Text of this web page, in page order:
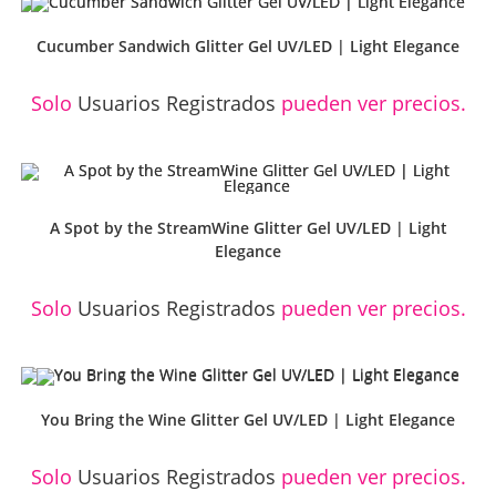
Cucumber Sandwich Glitter Gel UV/LED | Light Elegance
Solo Usuarios Registrados pueden ver precios.
A Spot by the StreamWine Glitter Gel UV/LED | Light
Elegance
Solo Usuarios Registrados pueden ver precios.
You Bring the Wine Glitter Gel UV/LED | Light Elegance
Solo Usuarios Registrados pueden ver precios.